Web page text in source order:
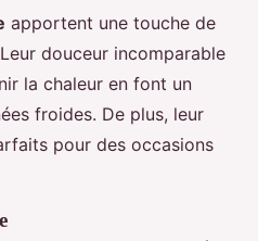
apportent une touche de
douceur incomparable
la chaleur en font un
froides. De plus, leur
pour des occasions